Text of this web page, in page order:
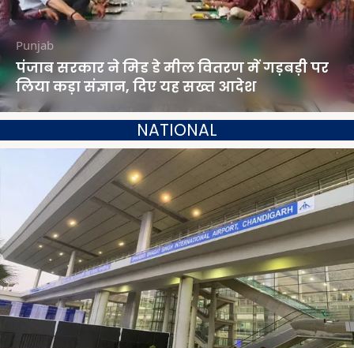
Punjab
पंजाब सरकार ने मिड डे मील वितरण में गड़बड़ी पर
लिया कड़ा संज्ञान, दिए यह सख्त आदेश
NATIONAL